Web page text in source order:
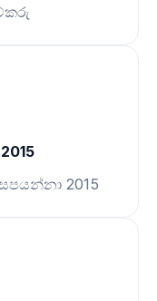
2015